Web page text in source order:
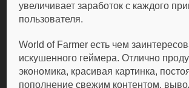
увеличивает заработок с каждого
пользователя.
World of Farmer есть чем
искушенного геймера. Отлично
экономика, красивая картинка,
пополнение свежим контентом,